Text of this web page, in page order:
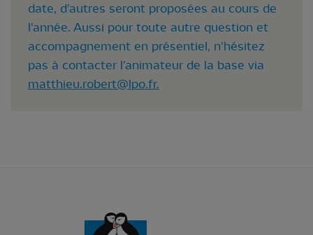
date, d'autres seront proposées au cours de
l'année. Aussi pour toute autre question et
accompagnement en présentiel, n'hésitez
pas à contacter l'animateur de la base via
matthieu.robert@lpo.fr.